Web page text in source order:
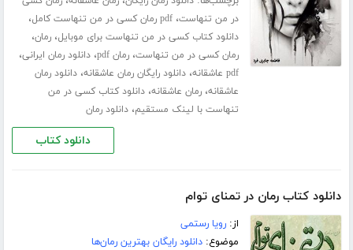
در من تنهاست،pdf رمان کسی در من تنهاست کامل ،
دانلود کتاب کسی در من تنهاست برای موبایل،رمان،
رمان کسی در من تنهاست،رمان pdf ،دانلود رمان ایرانی،
pdf عاشقانه ،دانلود رایگان رمان عاشقانه،دانلود رمان
عاشقانه،رمان عاشقانه،دانلود کتاب کسی در من
تنهاست با لینک مستقیم،دانلود رمان
دانلود کتاب
دانلود کتاب رمان در تمنای توام
از:رویا رستمی
موضوع:دانلود رایگان بهترین رمان‌ها